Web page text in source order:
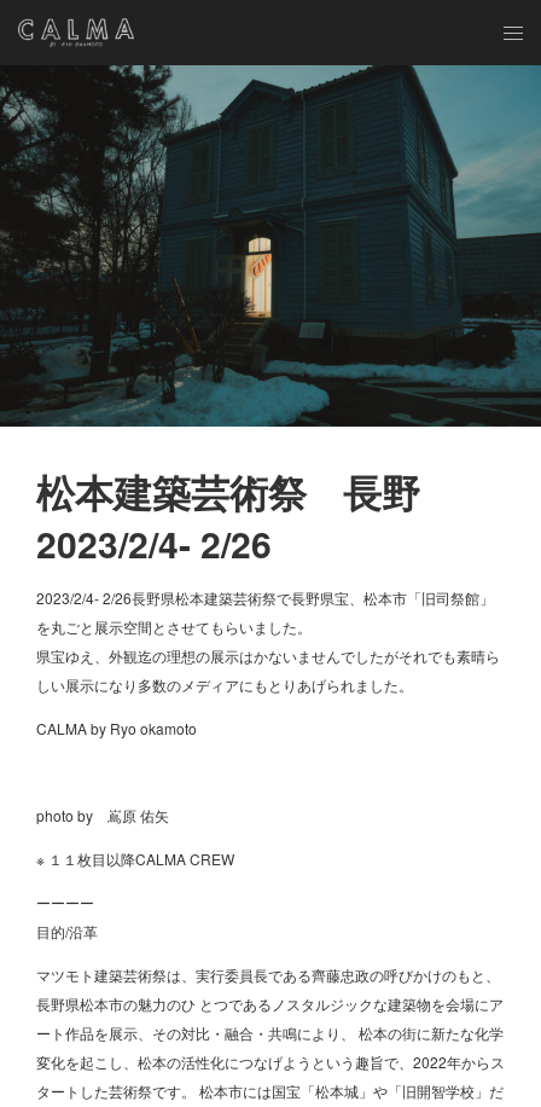
松本建築芸術祭 長野
2023/2/4- 2/26
2023/2/4- 2/26長野県松本建築芸術祭で長野県宝、松本市「旧司祭館」
を丸ごと展示空間とさせてもらいました。
県宝ゆえ、外観迄の理想の展示はかないませんでしたがそれでも素晴ら
しい展示になり多数のメディアにもとりあげられました。
CALMA by Ryo okamoto
photo by 嶌原 佑矢
※ １１枚目以降CALMA CREW
ーーーー
目的/沿革
マツモト建築芸術祭は、実行委員長である齊藤忠政の呼びかけのもと、
長野県松本市の魅力のひ とつであるノスタルジックな建築物を会場にア
ート作品を展示、その対比・融合・共鳴により、 松本の街に新たな化学
変化を起こし、松本の活性化につなげようという趣旨で、2022年からス
タートした芸術祭です。 松本市には国宝「松本城」や「旧開智学校」だ